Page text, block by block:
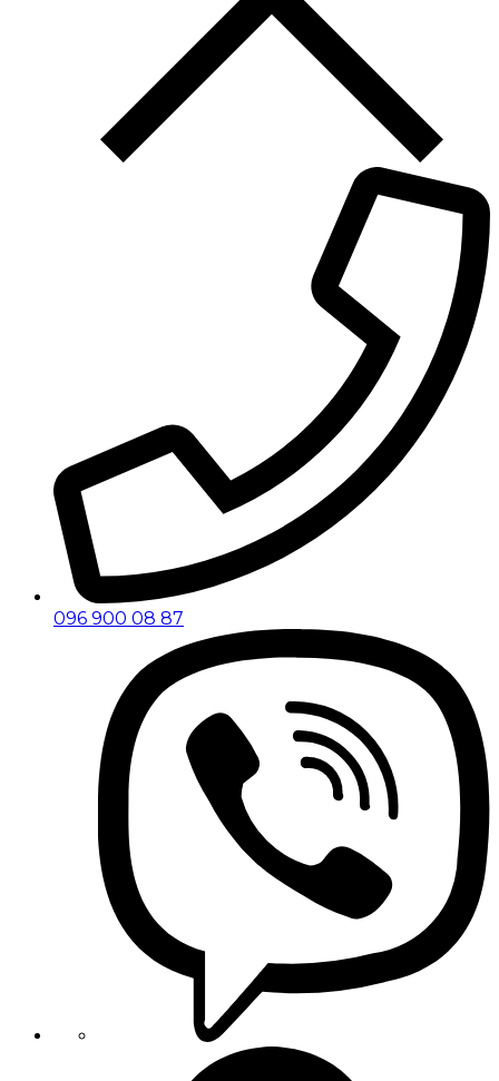
096 900 08 87